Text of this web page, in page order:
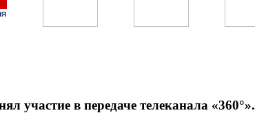
участие в передаче телеканала «360°».